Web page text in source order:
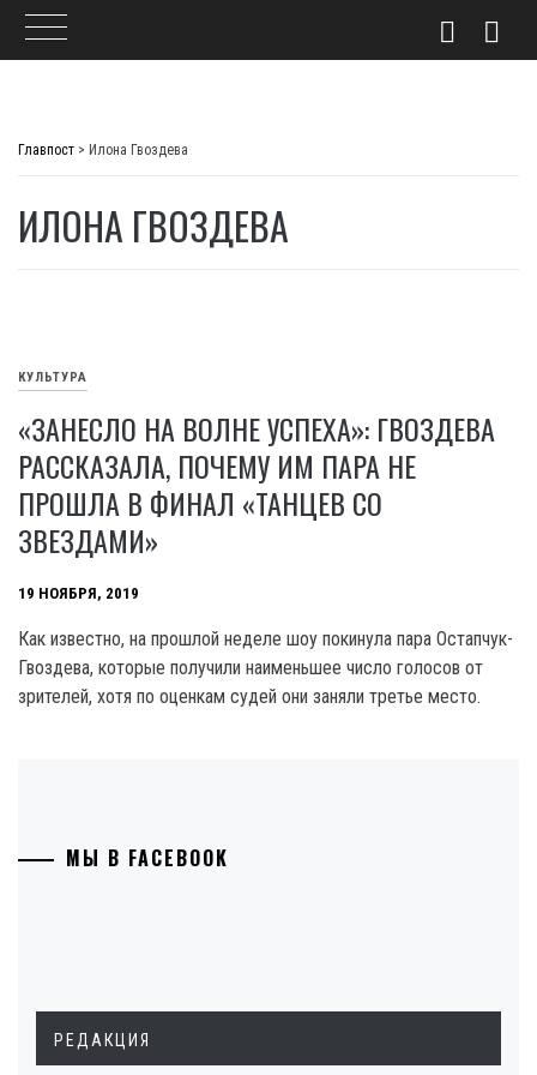
Главпост > Илона Гвоздева
ИЛОНА ГВОЗДЕВА
КУЛЬТУРА
«ЗАНЕСЛО НА ВОЛНЕ УСПЕХА»: ГВОЗДЕВА
РАССКАЗАЛА, ПОЧЕМУ ИМ ПАРА НЕ
ПРОШЛА В ФИНАЛ «ТАНЦЕВ СО
ЗВЕЗДАМИ»
19 НОЯБРЯ, 2019
Как известно, на прошлой неделе шоу покинула пара Остапчук-
Гвоздева, которые получили наименьшее число голосов от
зрителей, хотя по оценкам судей они заняли третье место.
МЫ В FACEBOOK
РЕДАКЦИЯ